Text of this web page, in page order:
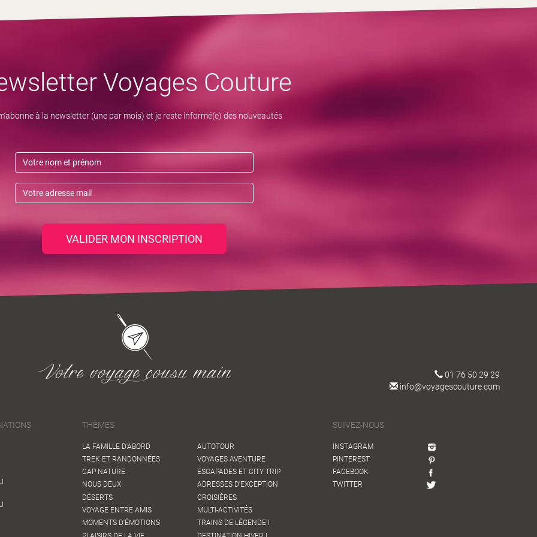
Voyages Couture
à la newsletter (une par mois) et je reste informé(e) des nouveautés
VALIDER MON INSCRIPTION
01 76 50 29 29
info@voyagescouture.com
THÈMES
LA FAMILLE D'ABORD
TREK ET RANDONNÉES
CAP NATURE
NOUS DEUX
DÉSERTS
VOYAGE ENTRE AMIS
MOMENTS D'ÉMOTIONS
AUTOTOUR
VOYAGES AVENTURE
ESCAPADES ET CITY TRIP
ADRESSES D'EXCEPTION
CROISIÈRES
MULTI-ACTIVITÉS
TRAINS DE LÉGENDE !
SUIVEZ-NOUS
INSTAGRAM
PINTEREST
FACEBOOK
TWITTER